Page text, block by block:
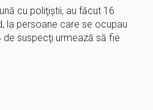
cu poliţiştii, au făcut 16
la persoane care se ocupau
suspecţi urmează să fie